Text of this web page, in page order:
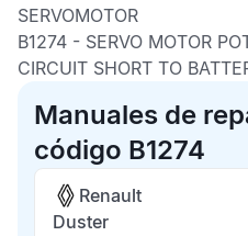
SERVOMOTOR
B1274 - SERVO MOTOR
CIRCUIT SHORT TO
Manuales de
código B1274
Renault
Duster